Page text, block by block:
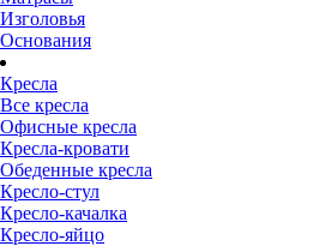
Изголовья
Основания
Кресла
Все кресла
Офисные кресла
Кресла-кровати
Обеденные кресла
Кресло-стул
Кресло-качалка
Кресло-яйцо